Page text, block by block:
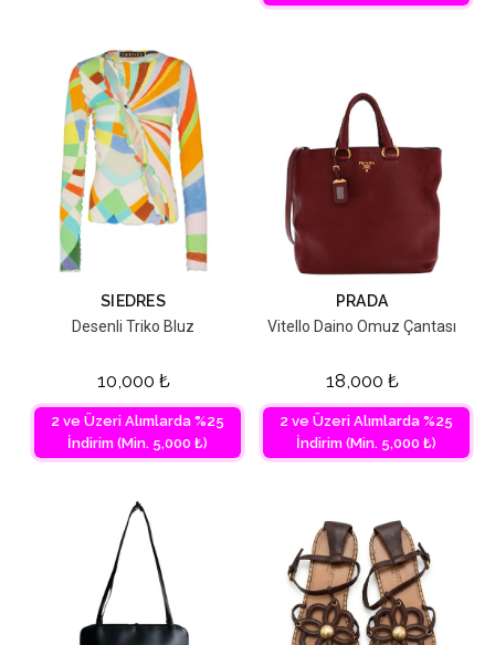
SIEDRES
Desenli Triko Bluz
10,000 ₺
2 ve Üzeri Alımlarda %25
İndirim (Min. 5,000 ₺)
PRADA
Vitello Daino Omuz Çantası
18,000 ₺
2 ve Üzeri Alımlarda %25
İndirim (Min. 5,000 ₺)